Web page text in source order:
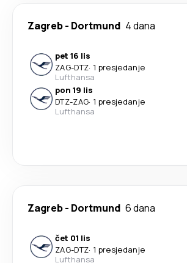
Zagreb- Dortmund 4 dana
pet 16 lis
ZAG-DTZ· 1 presjedanje
Lufthansa
pon 19 lis
DTZ-ZAG· 1 presjedanje
Lufthansa
Zagreb- Dortmund 6 dana
čet 01 lis
ZAG-DTZ· 1 presjedanje
Lufthansa